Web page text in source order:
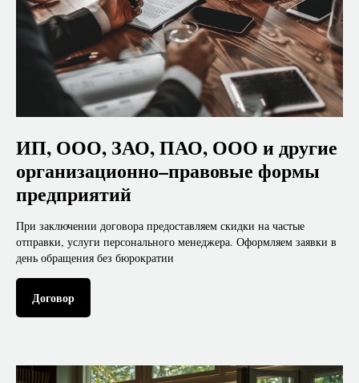
ИП, ООО, ЗАО, ПАО, ООО и другие
организационно–правовые формы
предприятий
При заключении договора предоставляем скидки на частые
отправки, услуги персонального менеджера. Оформляем заявки в
день обращения без бюрократии
Договор